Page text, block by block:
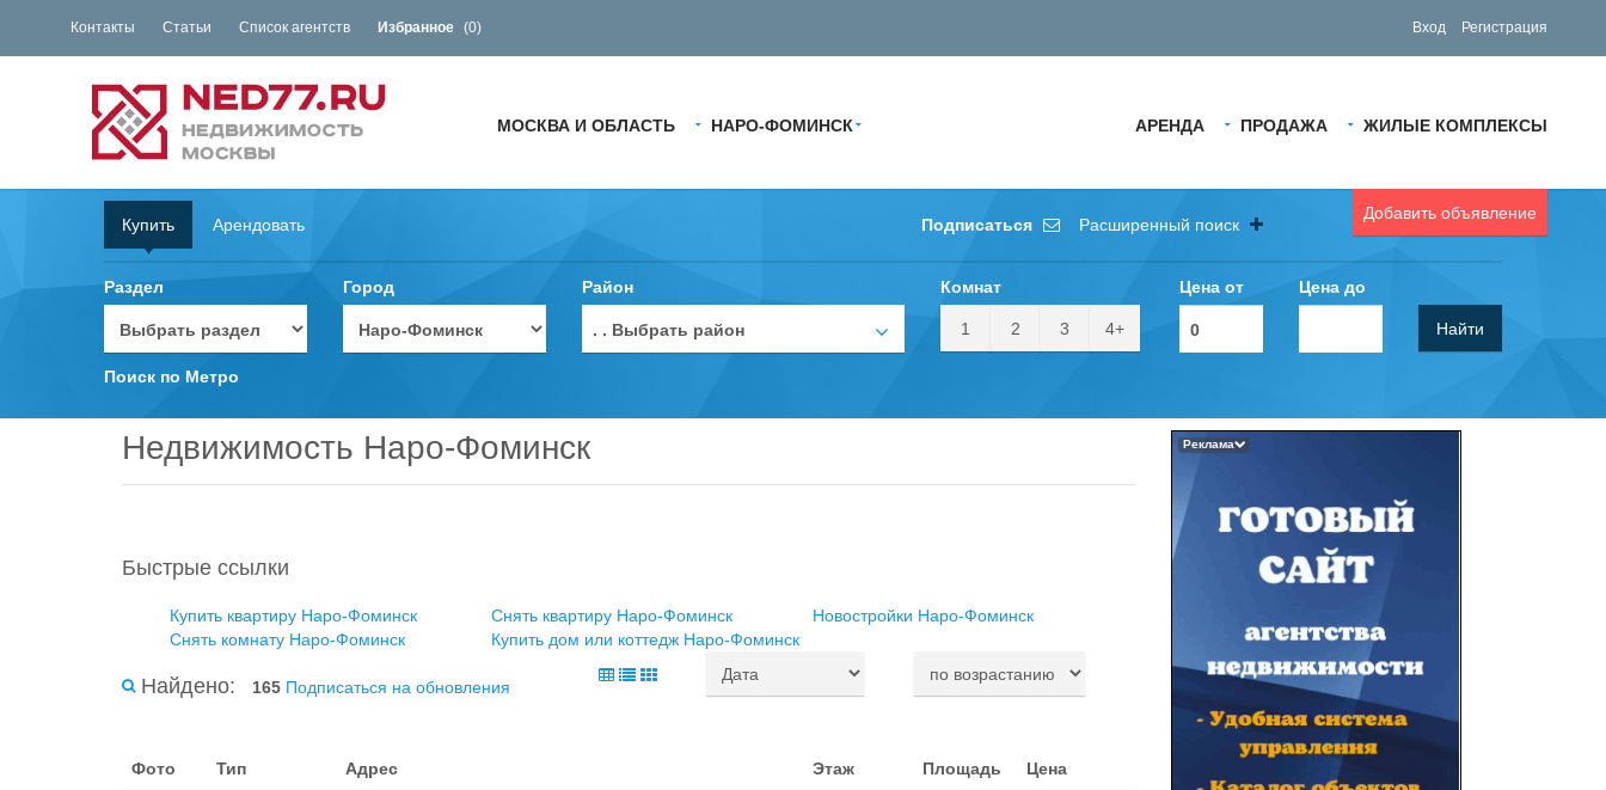
Контакты Статьи Список агентств Избранное (0) Вход Регистрация
АРЕНДА ПРОДАЖА ЖИЛЫЕ КОМПЛЕКСЫ
МОСКВА И ОБЛАСТЬ НАРО-ФОМИНСК
Добавить объявление
Купить Арендовать Подписаться Расширенный поиск
Раздел Город Район
. . Выбрать район
Комнат
1 2 3 4+
Цена от Цена до
Найти
Поиск по Метро
Недвижимость Наро-Фоминск
Быстрые ссылки
Купить квартиру Наро-Фоминск Снять квартиру Наро-Фоминск
Новостройки Наро-Фоминск
Снять комнату Наро-Фоминск
Купить дом или коттедж Наро-Фоминск
Найдено: 165 Подписаться на обновления
Фото Тип Адрес Этаж Площадь Цена
Реклама